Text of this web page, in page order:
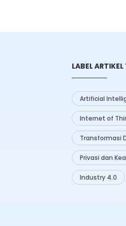
LABEL ARTIKEL
Artificial
Internet of
Transformasi
Privasi dan
Industry 4.0